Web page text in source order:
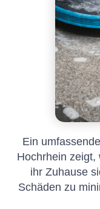
Ein
Hochrhein zeigt,
ihr Zuhause
Schäden zu